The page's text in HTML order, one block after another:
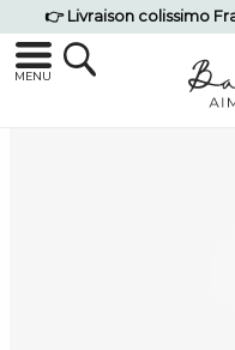
👉 Livraison colissimo
MENU